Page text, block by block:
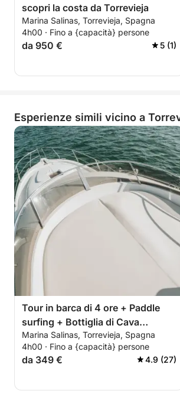
scopri la costa da Torrevieja
Marina Salinas, Torrevieja, Spagna
4h00 · Fino a {capacità} persone
da 950 € 5 (1)
Esperienze simili vicino a
Tour in barca di 4 ore + Paddle
surfing + Bottiglia di Cava
premium - TUTTO INCLUSO
Marina Salinas, Torrevieja, Spagna
4h00 · Fino a {capacità} persone
da 349 € 4.9 (27)